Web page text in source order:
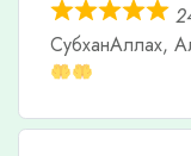
СубханАллах,